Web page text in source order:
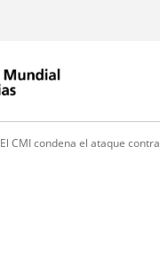
El CMI condena el ataque